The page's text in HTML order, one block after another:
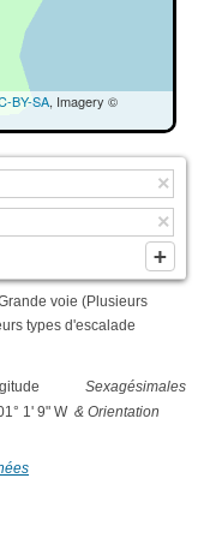
BY-SA, Imagery ©
voie (Plusieurs
types d'escalade
1' 9" W
Sexagésimales
& Orientation